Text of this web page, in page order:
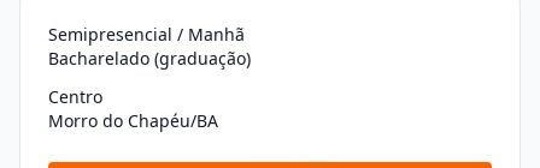
Semipresencial / Manhã
Bacharelado (graduação)
Centro
Morro do Chapéu/BA